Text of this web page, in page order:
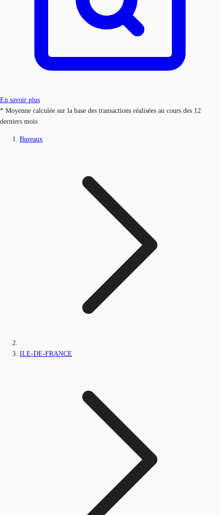
En savoir plus
* Moyenne calculée sur la base des transactions réalisées au cours des 12
derniers mois
Bureaux
ILE-DE-FRANCE